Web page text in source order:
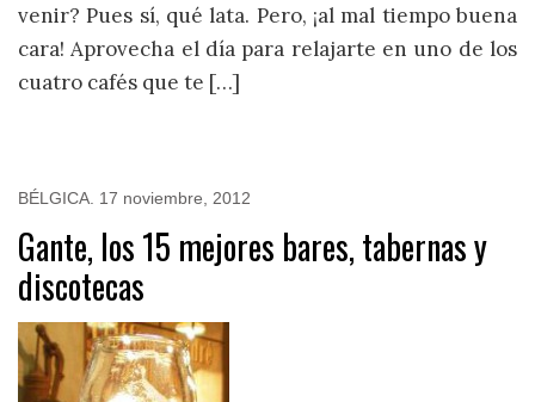
venir? Pues sí, qué lata. Pero, ¡al mal tiempo buena
cara! Aprovecha el día para relajarte en uno de los
cuatro cafés que te […]
BÉLGICA. 17 noviembre, 2012
Gante, los 15 mejores bares, tabernas y
discotecas